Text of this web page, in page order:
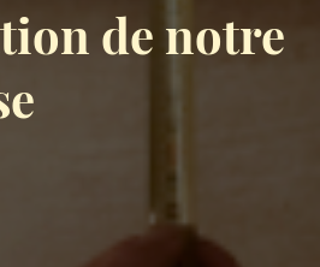
de notre